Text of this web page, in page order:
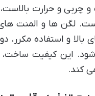
و چربی و حرارت
لگن ها و المنت
بالا و استفاده
این کیفیت ساخت،
کند.